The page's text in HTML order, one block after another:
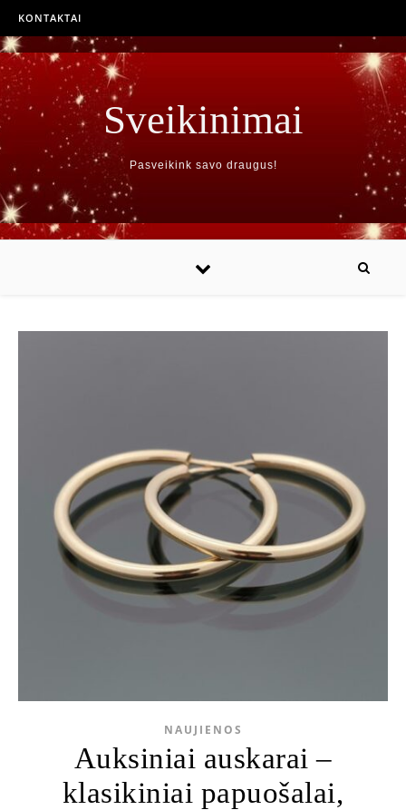
KONTAKTAI
Sveikinimai
Pasveikink savo draugus!
NAUJIENOS
Auksiniai auskarai –
klasikiniai papuošalai,